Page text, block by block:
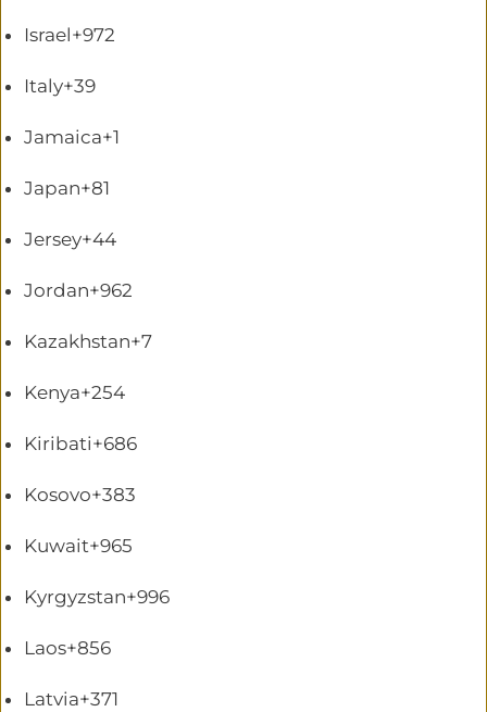
Israel+972
Italy+39
Jamaica+1
Japan+81
Jersey+44
Jordan+962
Kazakhstan+7
Kenya+254
Kiribati+686
Kosovo+383
Kuwait+965
Kyrgyzstan+996
Laos+856
Latvia+371